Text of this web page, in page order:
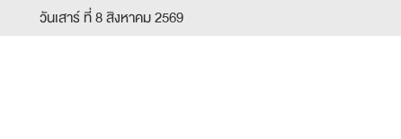
วันเสาร์ ที่ 8 สิงหาคม 2569